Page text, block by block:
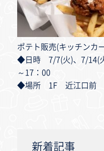
ポテト販売(キッチンカ
◆日時 7/7(火)、7/14(
～17：00
◆場所 1F 近江口前
新着記事